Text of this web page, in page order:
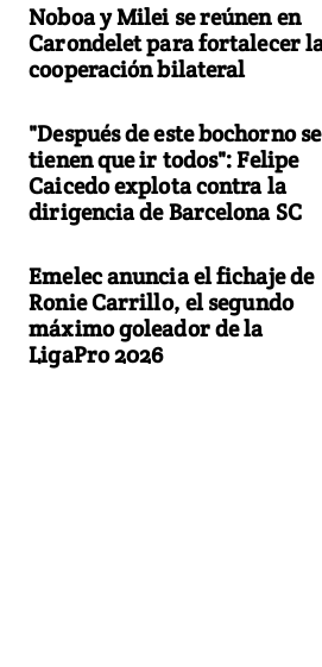
Noboa y Milei se reúnen en
Carondelet para fortalecer
cooperación bilateral
"Después de este bochorno se
tienen que ir todos": Felipe
Caicedo explota contra la
dirigencia de Barcelona SC
Emelec anuncia el fichaje de
Ronie Carrillo, el segundo
máximo goleador de la
LigaPro 2026